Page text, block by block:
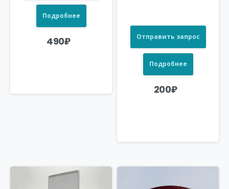
Подробнее
490₽ Отправить запрос
Подробнее
200₽